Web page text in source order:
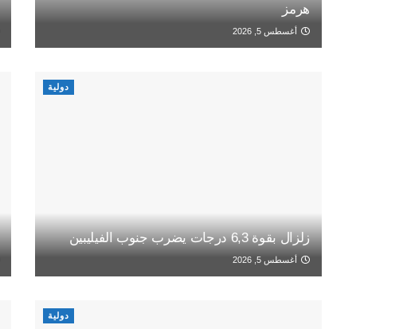
هرمز
أغسطس 5, 2026
دولية
زلزال بقوة 6,3 درجات يضرب جنوب الفيليبين
أغسطس 5, 2026
دولية